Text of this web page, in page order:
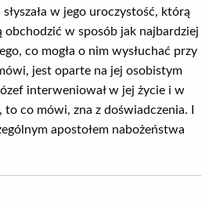
w jego uroczystość, którą
obchodzić w sposób jak najbardziej
co mogła o nim wysłuchać przy
jest oparte na jej osobistym
interweniował w jej życie i w
co mówi, zna z doświadczenia. I
apostołem nabożeństwa